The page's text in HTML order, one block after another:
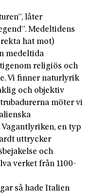
låter
Medeltidens
hat mot)
medeltida
religiös och
Vi finner naturlyrik
och objektiv
möter vi
en typ
uttrycker
och
verket från 1100-
så hade Italien